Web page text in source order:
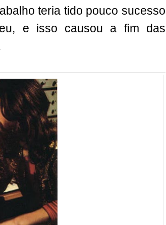
teria tido pouco sucesso
e isso causou a fim das